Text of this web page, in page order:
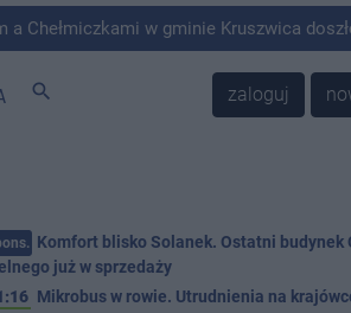
w gminie Kruszwica doszło do groźnie wyglądającego
search zaloguj
Komfort blisko Solanek. Ostatni budynek
już w sprzedaży
Mikrobus w rowie. Utrudnienia na